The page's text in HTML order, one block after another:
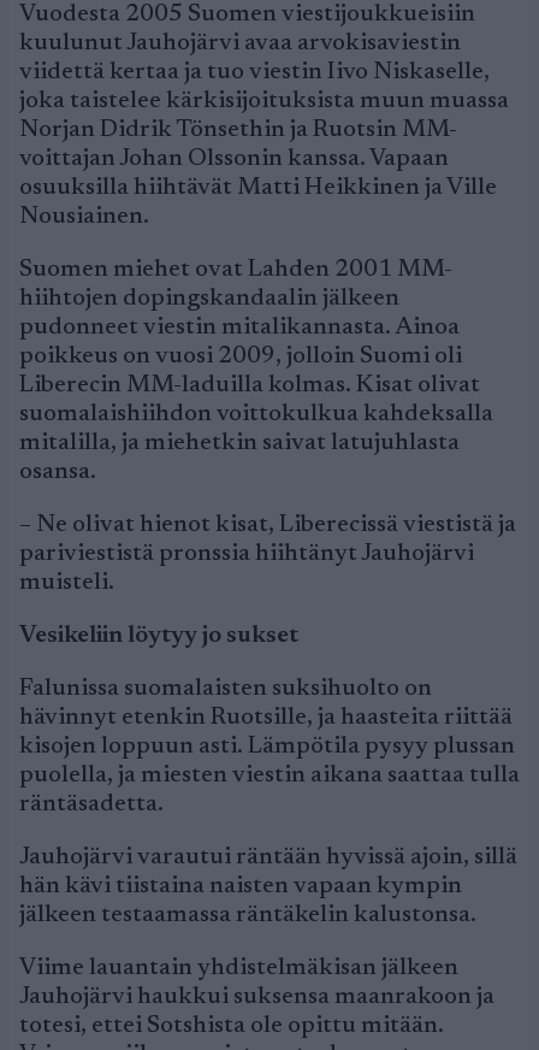
Vuodesta 2005 Suomen viestijoukkueisiin
kuulunut Jauhojärvi avaa arvokisaviestin
viidettä kertaa ja tuo viestin Iivo Niskaselle,
joka taistelee kärkisijoituksista muun muassa
Norjan Didrik Tönsethin ja Ruotsin MM-
voittajan Johan Olssonin kanssa. Vapaan
osuuksilla hiihtävät Matti Heikkinen ja Ville
Nousiainen.
Suomen miehet ovat Lahden 2001 MM-
hiihtojen dopingskandaalin jälkeen
pudonneet viestin mitalikannasta. Ainoa
poikkeus on vuosi 2009, jolloin Suomi oli
Liberecin MM-laduilla kolmas. Kisat olivat
suomalaishiihdon voittokulkua kahdeksalla
mitalilla, ja miehetkin saivat latujuhlasta
osansa.
– Ne olivat hienot kisat, Liberecissä viestistä ja
pariviestistä pronssia hiihtänyt Jauhojärvi
muisteli.
Vesikeliin löytyy jo sukset
Falunissa suomalaisten suksihuolto on
hävinnyt etenkin Ruotsille, ja haasteita riittää
kisojen loppuun asti. Lämpötila pysyy plussan
puolella, ja miesten viestin aikana saattaa tulla
räntäsadetta.
Jauhojärvi varautui räntään hyvissä ajoin, sillä
hän kävi tiistaina naisten vapaan kympin
jälkeen testaamassa räntäkelin kalustonsa.
Viime lauantain yhdistelmäkisan jälkeen
Jauhojärvi haukkui suksensa maanrakoon ja
totesi, ettei Sotshista ole opittu mitään.